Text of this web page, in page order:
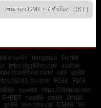
เขตเวลา GMT + 7 ชั่วโมง [ DST]
ทางเข้า bongdalu
Fun88
https://gg88vn.net/
vaobet
cm88viet.com/ ok9
go88
3245.cn.com/ F168
F168
MB66 new88
https://789bets.biz/
SHBET new88 cm88
ON68
go88 keo nha cai CM88 S8